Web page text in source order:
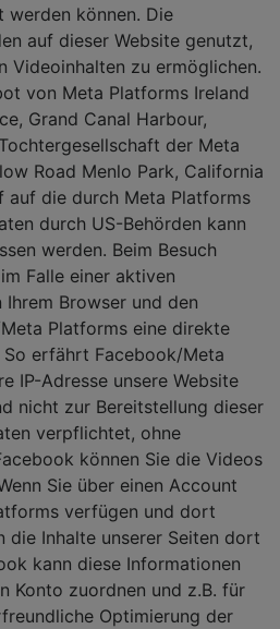
können. Die
auf dieser Website genutzt,
Videoinhalten zu ermöglichen.
von Meta Platforms Ireland
Grand Canal Harbour,
der Meta
Road Menlo Park, California
auf die durch Meta Platforms
durch US-Behörden kann
werden. Beim Besuch
Falle einer aktiven
Browser und den
Platforms eine direkte
erfährt Facebook/Meta
IP-Adresse unsere Website
nicht zur Bereitstellung dieser
verpflichtet, ohne
können Sie die Videos
Sie über einen Account
verfügen und dort
die Inhalte unserer Seiten dort
kann diese Informationen
Konto zuordnen und z.B. für
Optimierung der